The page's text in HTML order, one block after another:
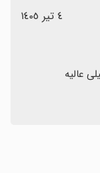
٤ تیر ١٤٠٥
عالیه